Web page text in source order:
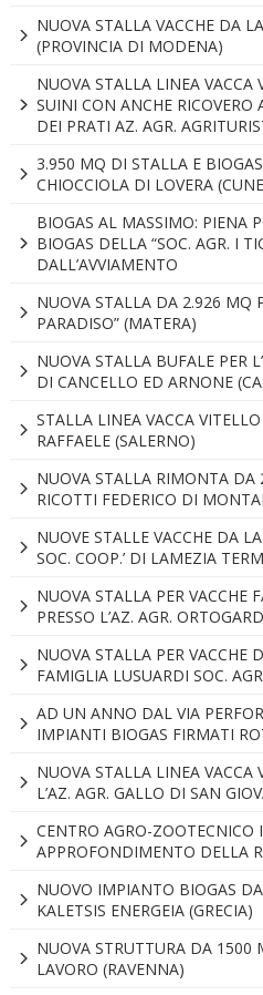
NUOVA STALLA VACCHE DA
(PROVINCIA DI MODENA)
NUOVA STALLA LINEA VACCA
SUINI CON ANCHE RICOVERO
DEI PRATI AZ. AGR.
3.950 MQ DI STALLA E
CHIOCCIOLA DI LOVERA
BIOGAS AL MASSIMO: PIENA
BIOGAS DELLA “SOC. AGR. I
DALL’AVVIAMENTO
NUOVA STALLA DA 2.926 MQ
PARADISO” (MATERA)
NUOVA STALLA BUFALE PER
DI CANCELLO ED ARNONE
STALLA LINEA VACCA
RAFFAELE (SALERNO)
NUOVA STALLA RIMONTA DA
RICOTTI FEDERICO DI
NUOVE STALLE VACCHE DA
SOC. COOP.’ DI LAMEZIA
NUOVA STALLA PER VACCHE
PRESSO L’AZ. AGR.
NUOVA STALLA PER VACCHE
FAMIGLIA LUSUARDI SOC.
AD UN ANNO DAL VIA
IMPIANTI BIOGAS FIRMATI
NUOVA STALLA LINEA VACCA
L’AZ. AGR. GALLO DI SAN
CENTRO AGRO-
APPROFONDIMENTO DELLA
NUOVO IMPIANTO BIOGAS DA
KALETSIS ENERGEIA (GRECIA)
NUOVA STRUTTURA DA 1500
LAVORO (RAVENNA)